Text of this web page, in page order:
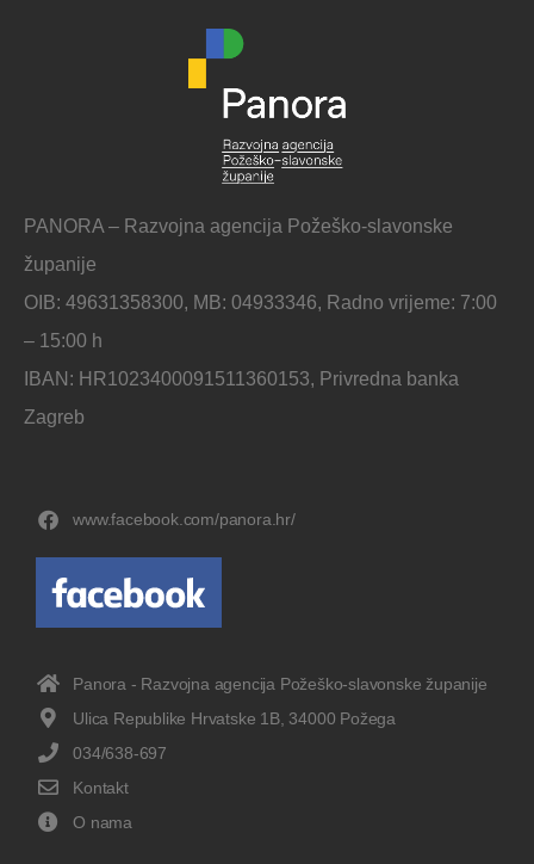
PANORA – Razvojna agencija Požeško-slavonske
županije
OIB: 49631358300, MB: 04933346, Radno vrijeme: 7:00
– 15:00 h
IBAN: HR1023400091511360153, Privredna banka
Zagreb
www.facebook.com/panora.hr/
Panora - Razvojna agencija Požeško-slavonske županije
Ulica Republike Hrvatske 1B, 34000 Požega
034/638-697
Kontakt
O nama